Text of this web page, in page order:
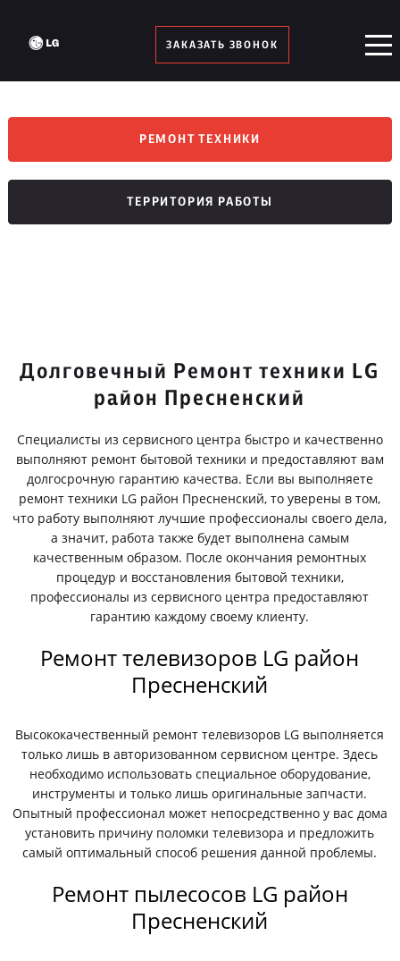
ЗАКАЗАТЬ ЗВОНОК
РЕМОНТ ТЕХНИКИ
ТЕРРИТОРИЯ РАБОТЫ
Долговечный Ремонт техники LG
район Пресненский
Специалисты из сервисного центра быстро и качественно
выполняют ремонт бытовой техники и предоставляют вам
долгосрочную гарантию качества. Если вы выполняете
ремонт техники LG район Пресненский, то уверены в том,
что работу выполняют лучшие профессионалы своего дела,
а значит, работа также будет выполнена самым
качественным образом. После окончания ремонтных
процедур и восстановления бытовой техники,
профессионалы из сервисного центра предоставляют
гарантию каждому своему клиенту.
Ремонт телевизоров LG район
Пресненский
Высококачественный ремонт телевизоров LG выполняется
только лишь в авторизованном сервисном центре. Здесь
необходимо использовать специальное оборудование,
инструменты и только лишь оригинальные запчасти.
Опытный профессионал может непосредственно у вас дома
установить причину поломки телевизора и предложить
самый оптимальный способ решения данной проблемы.
Ремонт пылесосов LG район
Пресненский